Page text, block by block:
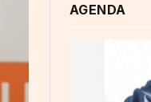
AGENDA